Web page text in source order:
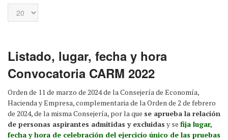
Cantidad
a
Listado, lugar, fecha y hora
Convocatoria CARM 2022
Orden de 11 de marzo de 2024 de la Consejería de Economía,
Hacienda y Empresa, complementaria de la Orden de 2 de febrero
de 2024, de la misma Consejería, por la que se aprueba la relación
de personas aspirantes admitidas y excluidas y se fija lugar,
fecha y hora de celebración del ejercicio único de las pruebas